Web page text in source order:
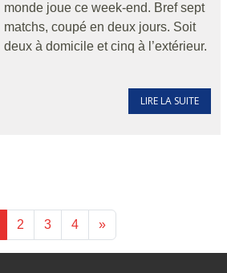
monde joue ce week-end. Bref sept
matchs, coupé en deux jours. Soit
deux à domicile et cinq à l’extérieur.
LIRE LA SUITE
2 3 4 »